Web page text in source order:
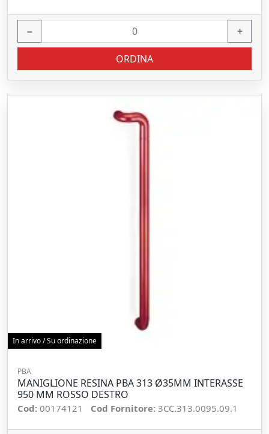
− +
ORDINA
In arrivo / Su ordinazione
PBA
MANIGLIONE RESINA PBA 313 Ø35MM INTERASSE
950 MM ROSSO DESTRO
Cod: 00174121 Cod Fornitore: 3CC.313.0095.09.1